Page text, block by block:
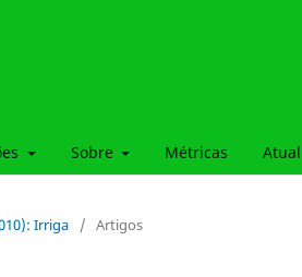
Sobre Métricas Atual
Irriga / Artigos